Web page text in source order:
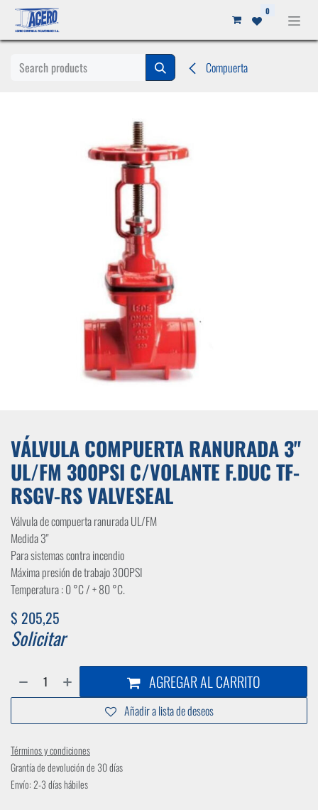
Ir al contenido 0
Compuerta
VÁLVULA COMPUERTA RANURADA 3"
UL/FM 300PSI C/VOLANTE F.DUC TF-
RSGV-RS VALVESEAL
Válvula de compuerta ranurada UL/FM
Medida 3"
Para sistemas contra incendio
Máxima presión de trabajo 300PSI
Temperatura : 0 °C / + 80 °C.
$ 205,25
Solicitar
AGREGAR AL CARRITO
Añadir a lista de deseos
Términos y condiciones
Grantía de devolución de 30 días
Envío: 2-3 días hábiles